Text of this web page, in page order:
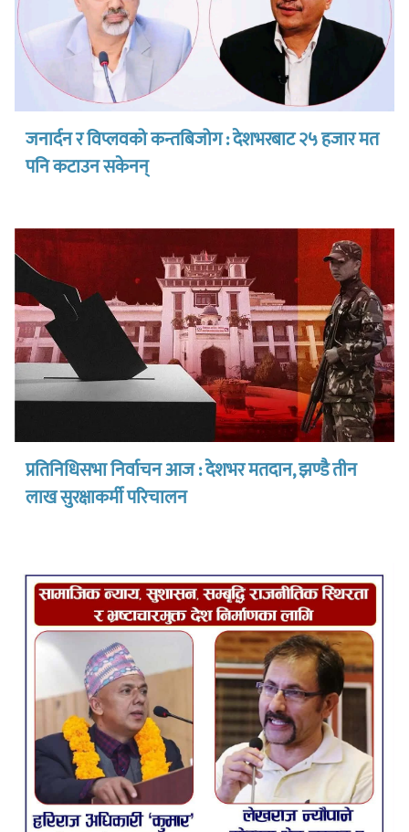
जनार्दन र विप्लवको कन्तबिजोग : देशभरबाट २५ हजार मत
पनि कटाउन सकेनन्
प्रतिनिधिसभा निर्वाचन आज : देशभर मतदान, झण्डै तीन
लाख सुरक्षाकर्मी परिचालन